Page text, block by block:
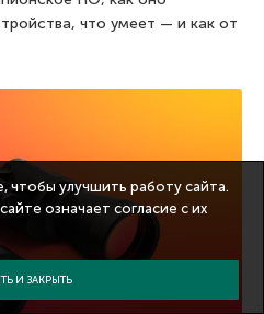
что умеет — и как от
чтобы улучшить работу сайта.
означает согласие с их
И ЗАКРЫТЬ